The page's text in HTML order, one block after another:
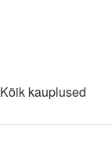
Kõik kauplused